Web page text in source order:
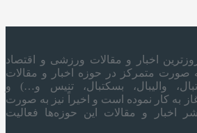
اخبار و مقالات ورزشی و اقتصاد
از سال 1395 به صورت متمرکز در حوزه اخبار و مقالات
والیبال، بسکتبال، تنیس و…) و
به کار نموده است و اخیراً نیز به صورت
اخبار و مقالات این حوزه‌ها فعالیت